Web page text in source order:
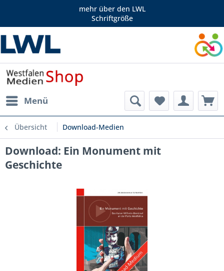
mehr über den LWL
Schriftgröße
Menü
Übersicht Download-Medien
Download: Ein Monument mit
Geschichte